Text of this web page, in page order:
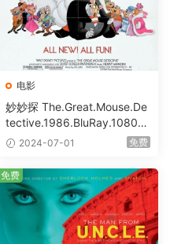
电影
妙妙探 The.Great.Mouse.De
tective.1986.BluRay.1080p.
AVC.DTS-HD.MA.5.1-HDHo
2024-07-01 免费
免费